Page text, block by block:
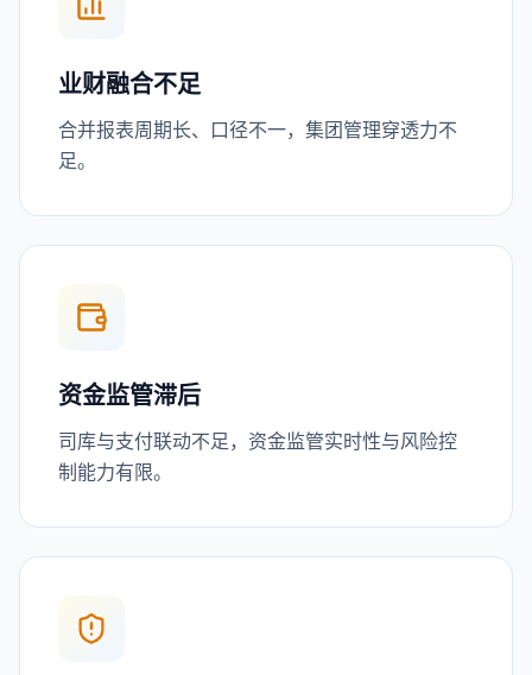
业财融合不足
合并报表周期长、口径不一，集团管理穿透力不
足。
资金监管滞后
司库与支付联动不足，资金监管实时性与风险控
制能力有限。